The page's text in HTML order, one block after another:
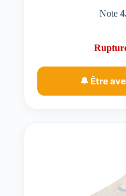
Note
🔔 Être